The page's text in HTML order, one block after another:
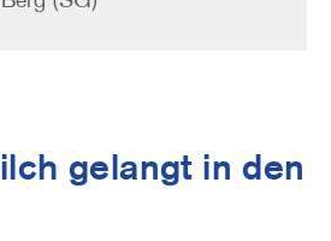
gelangt in den